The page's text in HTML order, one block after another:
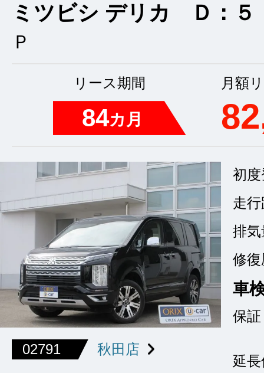
ミツビシ デリカ Ｄ：
Ｐ
リース期間
84カ月
月額
02791 秋田店
初
走
排気
修復
車
保証
延